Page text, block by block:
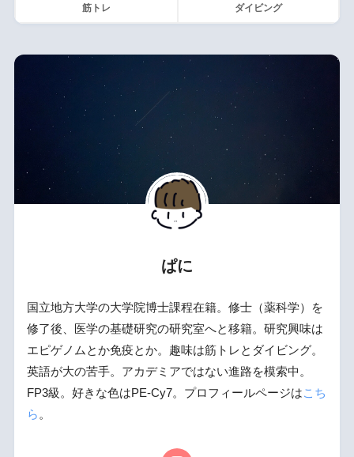
筋トレ ダイビング
ぱに
国立地方大学の大学院博士課程在籍。修士（薬科学）を
修了後、医学の基礎研究の研究室へと移籍。研究興味は
エピゲノムとか免疫とか。趣味は筋トレとダイビング。
英語が大の苦手。アカデミアではない進路を模索中。
FP3級。好きな色はPE-Cy7。プロフィールページはこち
ら 。